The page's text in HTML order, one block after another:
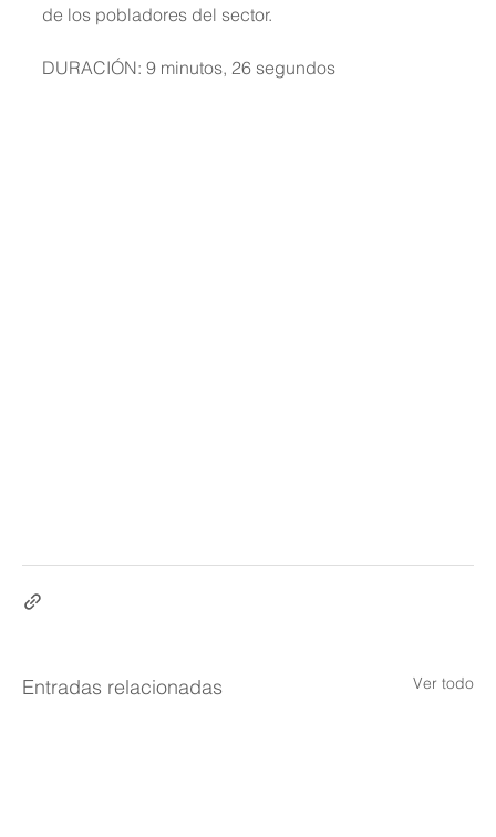
de los pobladores del sector.
DURACIÓN: 9 minutos, 26 segundos
Entradas relacionadas Ver todo